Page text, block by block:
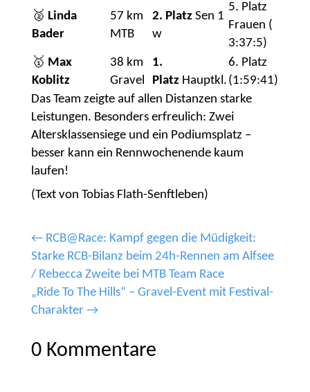
🥈 Linda
Bader
57 km
MTB
2. Platz Sen 1
w
5. Platz
Frauen (
3:37:5)
🥇 Max
Koblitz
38 km
Gravel
1.
Platz Hauptkl.
6. Platz
(1:59:41)
Das Team zeigte auf allen Distanzen starke
Leistungen. Besonders erfreulich: Zwei
Altersklassensiege und ein Podiumsplatz –
besser kann ein Rennwochenende kaum
laufen!
(Text von Tobias Flath-Senftleben)
← RCB@Race: Kampf gegen die Müdigkeit:
Starke RCB-Bilanz beim 24h-Rennen am Alfsee
/ Rebecca Zweite bei MTB Team Race
„Ride To The Hills“ – Gravel-Event mit Festival-
Charakter→
0 Kommentare